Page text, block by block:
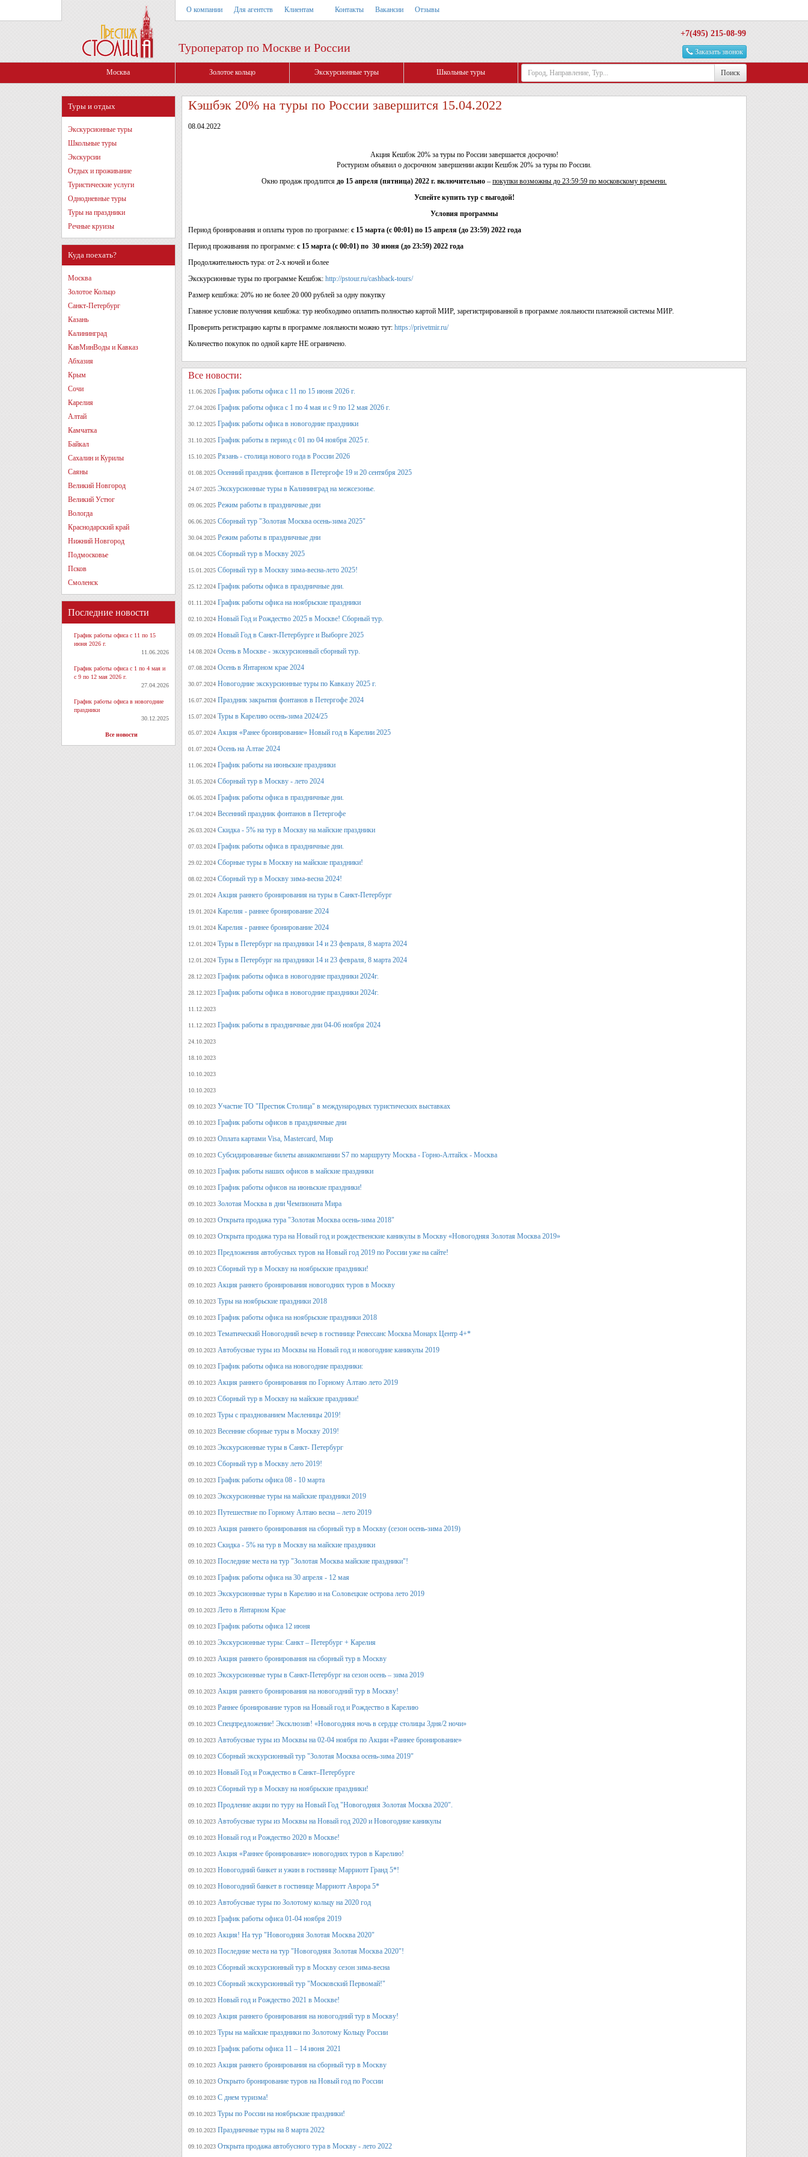
О компании Для агентств Клиентам Контакты Вакансии Отзывы
Туроператор по Москве и России
+7(495) 215-08-99
Заказать звонок
Москва Золотое кольцо Экскурсионные туры Школьные туры Поиск
Туры и отдых
Экскурсионные туры
Школьные туры
Экскурсии
Отдых и проживание
Туристические услуги
Однодневные туры
Туры на праздники
Речные круизы
Куда поехать?
Москва
Золотое Кольцо
Санкт-Петербург
Казань
Калининград
КавМинВоды и Кавказ
Абхазия
Крым
Сочи
Карелия
Алтай
Камчатка
Байкал
Сахалин и Курилы
Саяны
Великий Новгород
Великий Устюг
Вологда
Краснодарский край
Нижний Новгород
Подмосковье
Псков
Смоленск
Последние новости
График работы офиса с 11 по 15
июня 2026 г.
11.06.2026
График работы офиса с 1 по 4 мая и
с 9 по 12 мая 2026 г.
27.04.2026
График работы офиса в новогодние
праздники
30.12.2025
Все новости
Кэшбэк 20% на туры по России завершится 15.04.2022
08.04.2022
Акция Кешбэк 20% за туры по России завершается досрочно!
Ростуризм объявил о досрочном завершении акции Кешбэк 20% за туры по России.
Окно продаж продлится до 15 апреля (пятница) 2022 г. включительно – покупки возможны до 23:59:59 по московскому времени.
Успейте купить тур с выгодой!
Условия программы
Период бронирования и оплаты туров по программе: с 15 марта (с 00:01) по 15 апреля (до 23:59) 2022 года
Период проживания по программе: с 15 марта (с 00:01) по 30 июня (до 23:59) 2022 года
Продолжительность тура: от 2-х ночей и более
Экскурсионные туры по программе Кешбэк: http://pstour.ru/cashback-tours/
Размер кешбэка: 20% но не более 20 000 рублей за одну покупку
Главное условие получения кешбэка: тур необходимо оплатить полностью картой МИР, зарегистрированной в программе лояльности платежной системы МИР.
Проверить регистрацию карты в программе лояльности можно тут: https://privetmir.ru/
Количество покупок по одной карте НЕ ограничено.
Все новости:
11.06.2026 График работы офиса с 11 по 15 июня 2026 г.
27.04.2026 График работы офиса с 1 по 4 мая и с 9 по 12 мая 2026 г.
30.12.2025 График работы офиса в новогодние праздники
31.10.2025 График работы в период с 01 по 04 ноября 2025 г.
15.10.2025 Рязань - столица нового года в России 2026
01.08.2025 Осенний праздник фонтанов в Петергофе 19 и 20 сентября 2025
24.07.2025 Экскурсионные туры в Калининград на межсезонье.
09.06.2025 Режим работы в праздничные дни
06.06.2025 Сборный тур "Золотая Москва осень-зима 2025"
30.04.2025 Режим работы в праздничные дни
08.04.2025 Сборный тур в Москву 2025
15.01.2025 Сборный тур в Москву зима-весна-лето 2025!
25.12.2024 График работы офиса в праздничные дни.
01.11.2024 График работы офиса на ноябрьские праздники
02.10.2024 Новый Год и Рождество 2025 в Москве! Сборный тур.
09.09.2024 Новый Год в Санкт-Петербурге и Выборге 2025
14.08.2024 Осень в Москве - экскурсионный сборный тур.
07.08.2024 Осень в Янтарном крае 2024
30.07.2024 Новогодние экскурсионные туры по Кавказу 2025 г.
16.07.2024 Праздник закрытия фонтанов в Петергофе 2024
15.07.2024 Туры в Карелию осень-зима 2024/25
05.07.2024 Акция «Ранее бронирование» Новый год в Карелии 2025
01.07.2024 Осень на Алтае 2024
11.06.2024 График работы на июньские праздники
31.05.2024 Сборный тур в Москву - лето 2024
06.05.2024 График работы офиса в праздничные дни.
17.04.2024 Весенний праздник фонтанов в Петергофе
26.03.2024 Скидка - 5% на тур в Москву на майские праздники
07.03.2024 График работы офиса в праздничные дни.
29.02.2024 Сборные туры в Москву на майские праздники!
08.02.2024 Сборный тур в Москву зима-весна 2024!
29.01.2024 Акция раннего бронирования на туры в Санкт-Петербург
19.01.2024 Карелия - раннее бронирование 2024
19.01.2024 Карелия - раннее бронирование 2024
12.01.2024 Туры в Петербург на праздники 14 и 23 февраля, 8 марта 2024
12.01.2024 Туры в Петербург на праздники 14 и 23 февраля, 8 марта 2024
28.12.2023 График работы офиса в новогодние праздники 2024г.
28.12.2023 График работы офиса в новогодние праздники 2024г.
11.12.2023
11.12.2023 График работы в праздничные дни 04-06 ноября 2024
24.10.2023
18.10.2023
10.10.2023
10.10.2023
09.10.2023 Участие ТО "Престиж Столица" в международных туристических выставках
09.10.2023 График работы офисов в праздничные дни
09.10.2023 Оплата картами Visa, Mastercard, Мир
09.10.2023 Субсидированные билеты авиакомпании S7 по маршруту Москва - Горно-Алтайск - Москва
09.10.2023 График работы наших офисов в майские праздники
09.10.2023 График работы офисов на июньские праздники!
09.10.2023 Золотая Москва в дни Чемпионата Мира
09.10.2023 Открыта продажа тура "Золотая Москва осень-зима 2018"
09.10.2023 Открыта продажа тура на Новый год и рождественские каникулы в Москву «Новогодняя Золотая Москва 2019»
09.10.2023 Предложения автобусных туров на Новый год 2019 по России уже на сайте!
09.10.2023 Сборный тур в Москву на ноябрьские праздники!
09.10.2023 Акция раннего бронирования новогодних туров в Москву
09.10.2023 Туры на ноябрьские праздники 2018
09.10.2023 График работы офиса на ноябрьские праздники 2018
09.10.2023 Тематический Новогодний вечер в гостинице Ренессанс Москва Монарх Центр 4+*
09.10.2023 Автобусные туры из Москвы на Новый год и новогодние каникулы 2019
09.10.2023 График работы офиса на новогодние праздники:
09.10.2023 Акция раннего бронирования по Горному Алтаю лето 2019
09.10.2023 Сборный тур в Москву на майские праздники!
09.10.2023 Туры с празднованием Масленицы 2019!
09.10.2023 Весенние сборные туры в Москву 2019!
09.10.2023 Экскурсионные туры в Санкт- Петербург
09.10.2023 Сборный тур в Москву лето 2019!
09.10.2023 График работы офиса 08 - 10 марта
09.10.2023 Экскурсионные туры на майские праздники 2019
09.10.2023 Путешествие по Горному Алтаю весна – лето 2019
09.10.2023 Акция раннего бронирования на сборный тур в Москву (сезон осень-зима 2019)
09.10.2023 Скидка - 5% на тур в Москву на майские праздники
09.10.2023 Последние места на тур "Золотая Москва майские праздники"!
09.10.2023 График работы офиса на 30 апреля - 12 мая
09.10.2023 Экскурсионные туры в Карелию и на Соловецкие острова лето 2019
09.10.2023 Лето в Янтарном Крае
09.10.2023 График работы офиса 12 июня
09.10.2023 Экскурсионные туры: Санкт – Петербург + Карелия
09.10.2023 Акция раннего бронирования на сборный тур в Москву
09.10.2023 Экскурсионные туры в Санкт-Петербург на сезон осень – зима 2019
09.10.2023 Акция раннего бронирования на новогодний тур в Москву!
09.10.2023 Раннее бронирование туров на Новый год и Рождество в Карелию
09.10.2023 Спецпредложение! Эксклюзив! «Новогодняя ночь в сердце столицы 3дня/2 ночи»
09.10.2023 Автобусные туры из Москвы на 02-04 ноября по Акции «Раннее бронирование»
09.10.2023 Сборный экскурсионный тур "Золотая Москва осень-зима 2019"
09.10.2023 Новый Год и Рождество в Санкт–Петербурге
09.10.2023 Сборный тур в Москву на ноябрьские праздники!
09.10.2023 Продление акции по туру на Новый Год "Новогодняя Золотая Москва 2020".
09.10.2023 Автобусные туры из Москвы на Новый год 2020 и Новогодние каникулы
09.10.2023 Новый год и Рождество 2020 в Москве!
09.10.2023 Акция «Раннее бронирование» новогодних туров в Карелию!
09.10.2023 Новогодний банкет и ужин в гостинице Марриотт Гранд 5*!
09.10.2023 Новогодний банкет в гостинице Марриотт Аврора 5*
09.10.2023 Автобусные туры по Золотому кольцу на 2020 год
09.10.2023 График работы офиса 01-04 ноября 2019
09.10.2023 Акция! На тур "Новогодняя Золотая Москва 2020"
09.10.2023 Последние места на тур "Новогодняя Золотая Москва 2020"!
09.10.2023 Сборный экскурсионный тур в Москву сезон зима-весна
09.10.2023 Сборный экскурсионный тур "Московский Первомай!"
09.10.2023 Новый год и Рождество 2021 в Москве!
09.10.2023 Акция раннего бронирования на новогодний тур в Москву!
09.10.2023 Туры на майские праздники по Золотому Кольцу России
09.10.2023 График работы офиса 11 – 14 июня 2021
09.10.2023 Акция раннего бронирования на сборный тур в Москву
09.10.2023 Открыто бронирование туров на Новый год по России
09.10.2023 С днем туризма!
09.10.2023 Туры по России на ноябрьские праздники!
09.10.2023 Праздничные туры на 8 марта 2022
09.10.2023 Открыта продажа автобусного тура в Москву - лето 2022